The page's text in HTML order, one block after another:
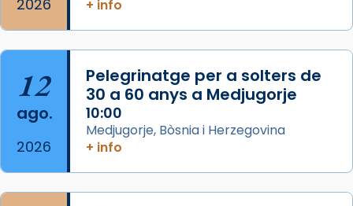
Acompanyant la història de sant Cugat, a
partir de l’Edat Mitjana sorgeix la tradició
que les santes Juliana (“relatiu a Júlia”) i
Semproniana (“relatiu a Semprònia =
eterna”) són deixebles seves. I l’any 1667, el
frare Joan Gaspar Roig, afirma en una obra
que les santes són filles de l’antiga Iluro.
Mataró en reivindicarà les relíq
2026
+ info
12
ago.
2026
Pelegrinatge per a solters de
30 a 60 anys a Medjugorje
10:00
Medjugorje, Bòsnia i Herzegovina
+ info